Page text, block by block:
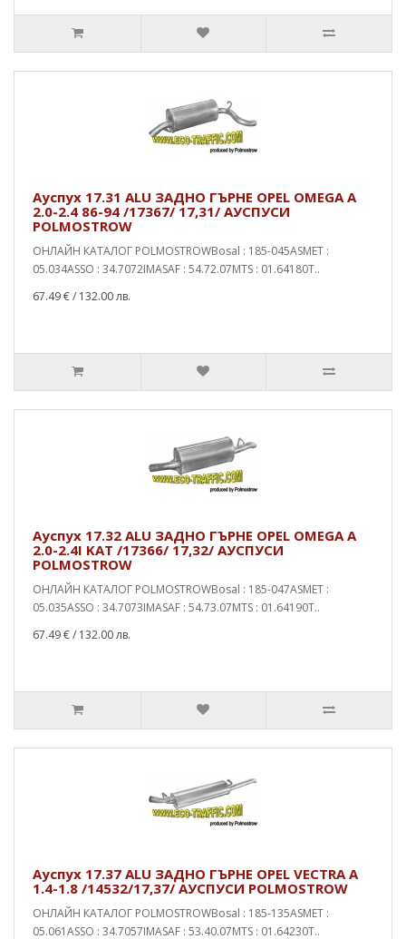
Ауспух 17.31 ALU ЗАДНО ГЪРНЕ OPEL OMEGA A
2.0-2.4 86-94 /17367/ 17,31/ АУСПУСИ
POLMOSTROW
ОНЛАЙН КАТАЛОГ POLMOSTROWBosal : 185-045ASMET :
05.034ASSO : 34.7072IMASAF : 54.72.07MTS : 01.64180T..
67.49 €/ 132.00 лв.
Ауспух 17.32 ALU ЗАДНО ГЪРНЕ OPEL OMEGA A
2.0-2.4I KAT /17366/ 17,32/ АУСПУСИ
POLMOSTROW
ОНЛАЙН КАТАЛОГ POLMOSTROWBosal : 185-047ASMET :
05.035ASSO : 34.7073IMASAF : 54.73.07MTS : 01.64190T..
67.49 €/ 132.00 лв.
Ауспух 17.37 ALU ЗАДНО ГЪРНЕ OPEL VECTRA A
1.4-1.8 /14532/17,37/ АУСПУСИ POLMOSTROW
ОНЛАЙН КАТАЛОГ POLMOSTROWBosal : 185-135ASMET :
05.061ASSO : 34.7057IMASAF : 53.40.07MTS : 01.64230T..